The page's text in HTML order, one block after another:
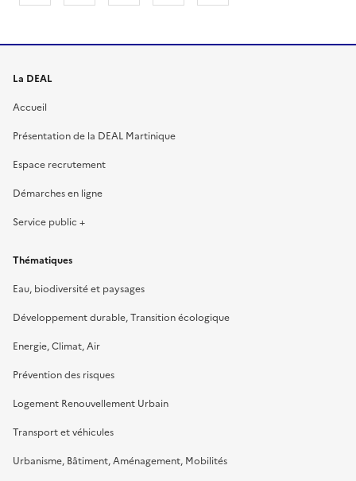
La DEAL
Accueil
Présentation de la DEAL Martinique
Espace recrutement
Démarches en ligne
Service public +
Thématiques
Eau, biodiversité et paysages
Développement durable, Transition écologique
Energie, Climat, Air
Prévention des risques
Logement Renouvellement Urbain
Transport et véhicules
Urbanisme, Bâtiment, Aménagement, Mobilités